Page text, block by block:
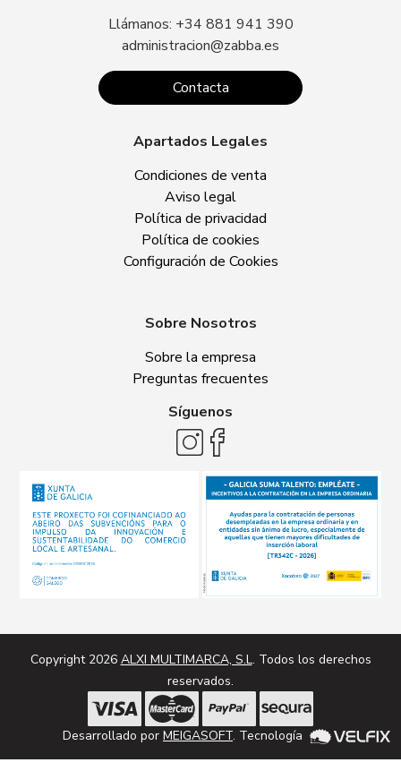
Llámanos: +34 881 941 390
administracion@zabba.es
Contacta
Apartados Legales
Condiciones de venta
Aviso legal
Política de privacidad
Política de cookies
Configuración de Cookies
Sobre Nosotros
Sobre la empresa
Preguntas frecuentes
Síguenos
Copyright 2026 ALXI MULTIMARCA, S.L. Todos los derechos
reservados.
Desarrollado por MEIGASOFT. Tecnología